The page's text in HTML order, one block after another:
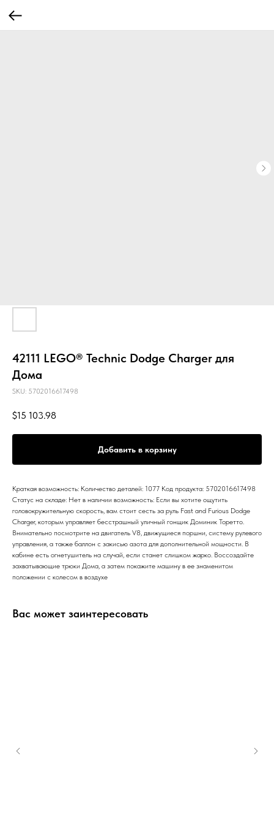
42111 LEGO® Technic Dodge Charger для
Дома
SKU: 5702016617498
$15 103.98
Добавить в корзину
Краткая возможность: Количество деталей: 1077 Код продукта: 5702016617498
Статус на складе: Нет в наличии возможность: Если вы хотите ощутить
головокружительную скорость, вам стоит сесть за руль Fast and Furious Dodge
Charger, которым управляет бесстрашный уличный гонщик Доминик Торетто.
Внимательно посмотрите на двигатель V8, движущиеся поршни, систему рулевого
управления, а также баллон с закисью азота для дополнительной мощности. В
кабине есть огнетушитель на случай, если станет слишком жарко. Воссоздайте
захватывающие трюки Дома, а затем покажите машину в ее знаменитом
положении с колесом в воздухе
Вас может заинтересовать